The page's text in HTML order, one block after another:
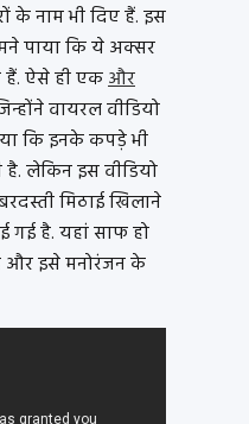
के नाम भी दिए हैं. इस
पाया कि ये अक्सर
हैं. ऐसे ही एकऔर
वायरल वीडियो
कि इनके कपड़े भी
लेकिन इस वीडियो
मिठाई खिलाने
गई है. यहां साफ हो
है और इसे मनोरंजन के